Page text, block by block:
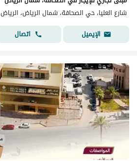
شارع العليا، حي الصحافة، شمال الرياض، الرياض
الإيميل
اتصال